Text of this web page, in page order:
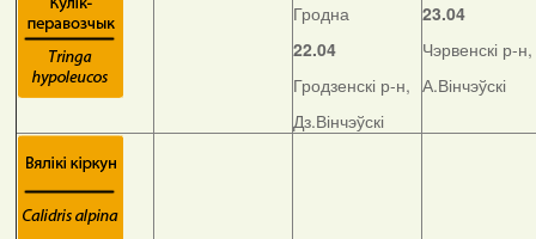
Гродна
22.04
Гродзенскі р-н,
Дз.Вінчэўскі
23.04
Чэрвенскі р-н,
А.Вінчэўскі